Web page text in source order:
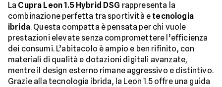
La Cupra Leon 1.5 Hybrid DSG rappresenta la
combinazione perfetta tra sportività e tecnologia
ibrida. Questa compatta è pensata per chi vuole
prestazioni elevate senza compromettere l’efficienza
dei consumi. L’abitacolo è ampio e ben rifinito, con
materiali di qualità e dotazioni digitali avanzate,
mentre il design esterno rimane aggressivo e distintivo.
Grazie alla tecnologia ibrida, la Leon 1.5 offre una guida